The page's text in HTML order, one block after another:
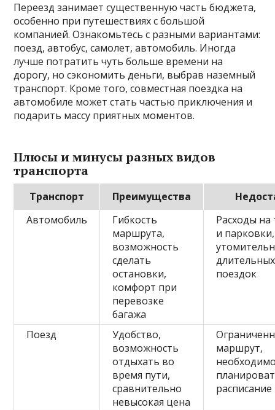
Переезд занимает существенную часть бюджета,
особенно при путешествиях с большой
компанией. Ознакомьтесь с разными вариантами:
поезд, автобус, самолет, автомобиль. Иногда
лучше потратить чуть больше времени на
дорогу, но сэкономить деньги, выбрав наземный
транспорт. Кроме того, совместная поездка на
автомобиле может стать частью приключения и
подарить массу приятных моментов.
Плюсы и минусы разных видов
транспорта
Транспорт Преимущества
Автомобиль
Гибкость
маршрута,
возможность
сделать
остановки,
комфорт при
перевозке
багажа
Расходы на
и парковки,
длительных
поездок
Поезд
Удобство,
возможность
отдыхать во
время пути,
сравнительно
невысокая цена
маршрут,
расписание